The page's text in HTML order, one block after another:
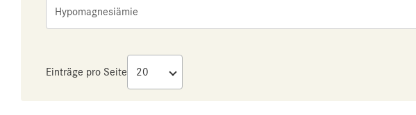
Hypomagnesiämie
Einträge pro Seite